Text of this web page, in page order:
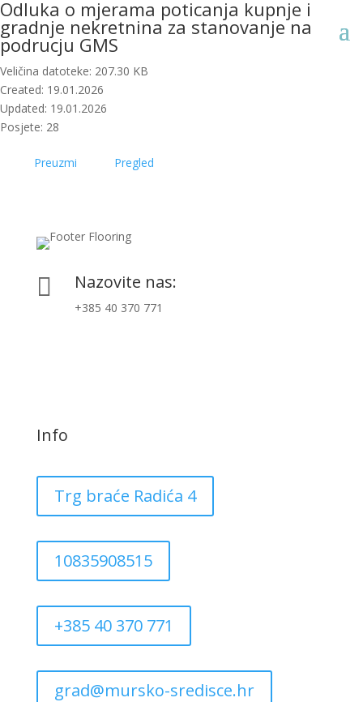
Odluka o mjerama poticanja kupnje i
gradnje nekretnina za stanovanje na
podrucju GMS
Veličina datoteke: 207.30 KB
Created: 19.01.2026
Updated: 19.01.2026
Posjete: 28
Preuzmi Pregled
 Nazovite nas:
+385 40 370 771
Info
Trg braće Radića 4
10835908515
+385 40 370 771
grad@mursko-sredisce.hr